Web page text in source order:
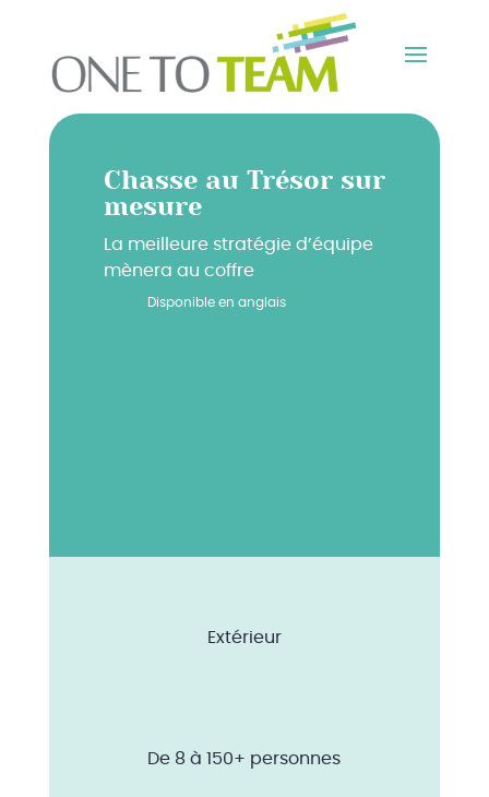
Chasse au Trésor sur
mesure
La meilleure stratégie d’équipe
mènera au coffre
Extérieur
De 8 à 150+ personnes